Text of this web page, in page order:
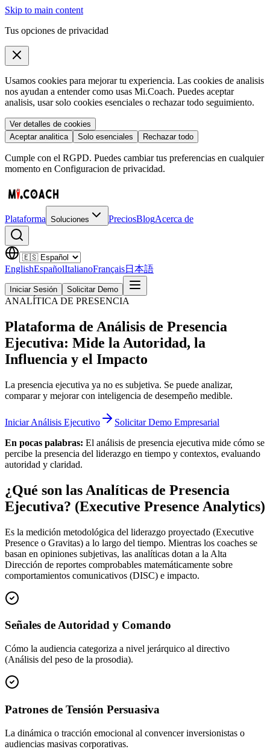
Skip to main content
Tus opciones de privacidad
Usamos cookies para mejorar tu experiencia. Las cookies de analisis
nos ayudan a entender como usas Mi.Coach. Puedes aceptar
analisis, usar solo cookies esenciales o rechazar todo seguimiento.
Ver detalles de cookies
Aceptar analitica
Solo esenciales Rechazar todo
Cumple con el RGPD. Puedes cambiar tus preferencias en cualquier
momento en Configuracion de privacidad.
Plataforma Soluciones PreciosBlogAcerca de
EnglishEspañolItalianoFrançais日本語
Iniciar Sesión Solicitar Demo
ANALÍTICA DE PRESENCIA
Plataforma de Análisis de Presencia
Ejecutiva: Mide la Autoridad, la
Influencia y el Impacto
La presencia ejecutiva ya no es subjetiva. Se puede analizar,
comparar y mejorar con inteligencia de desempeño medible.
Iniciar Análisis Ejecutivo
Solicitar Demo Empresarial
En pocas palabras: El análisis de presencia ejecutiva mide cómo se
percibe la presencia del liderazgo en tiempo y contextos, evaluando
autoridad y claridad.
¿Qué son las Analíticas de Presencia
Ejecutiva? (Executive Presence Analytics)
Es la medición metodológica del liderazgo proyectado (Executive
Presence o Gravitas) a lo largo del tiempo. Mientras los coaches se
basan en opiniones subjetivas, las analíticas dotan a la Alta
Dirección de reportes comprobables matemáticamente sobre
comportamientos comunicativos (DISC) e impacto.
Señales de Autoridad y Comando
Cómo la audiencia categoriza a nivel jerárquico al directivo
(Análisis del peso de la prosodia).
Patrones de Tensión Persuasiva
La dinámica o tracción emocional al convencer inversionistas o
audiencias masivas corporativas.